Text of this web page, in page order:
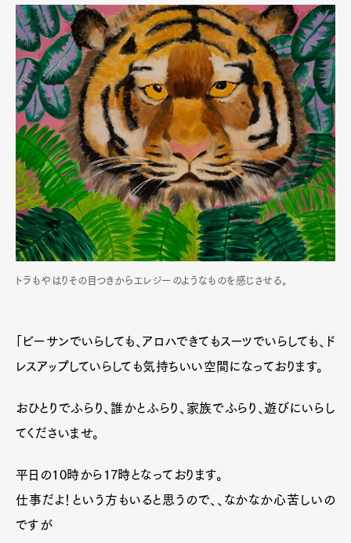
トラもやはりその目つきからエレジーのようなものを感じさせる。
「ビーサンでいらしても、アロハできてもスーツでいらしても、ド
レスアップしていらしても気持ちいい空間になっております。
おひとりでふらり、誰かとふらり、家族でふらり、遊びにいらし
てくださいませ。
平日の10時から17時となっております。
仕事だよ！という方もいると思うので、、なかなか心苦しいの
ですが